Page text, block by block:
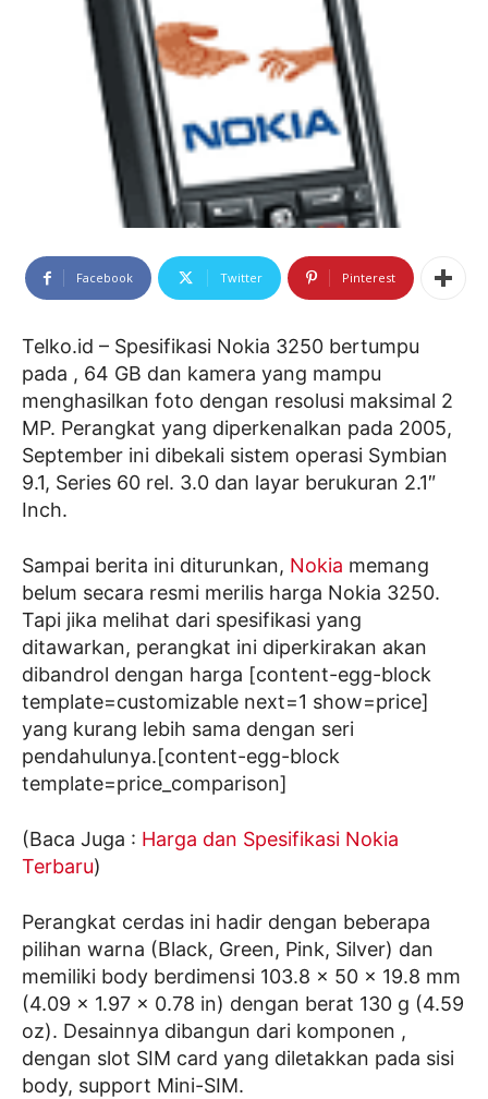
Facebook Twitter Pinterest
Telko.id – Spesifikasi Nokia 3250 bertumpu
pada , 64 GB dan kamera yang mampu
menghasilkan foto dengan resolusi maksimal 2
MP. Perangkat yang diperkenalkan pada 2005,
September ini dibekali sistem operasi Symbian
9.1, Series 60 rel. 3.0 dan layar berukuran 2.1″
Inch.
Sampai berita ini diturunkan, Nokia memang
belum secara resmi merilis harga Nokia 3250.
Tapi jika melihat dari spesifikasi yang
ditawarkan, perangkat ini diperkirakan akan
dibandrol dengan harga [content-egg-block
template=customizable next=1 show=price]
yang kurang lebih sama dengan seri
pendahulunya.[content-egg-block
template=price_comparison]
(Baca Juga : Harga dan Spesifikasi Nokia
Terbaru)
Perangkat cerdas ini hadir dengan beberapa
pilihan warna (Black, Green, Pink, Silver) dan
memiliki body berdimensi 103.8 x 50 x 19.8 mm
(4.09 x 1.97 x 0.78 in) dengan berat 130 g (4.59
oz). Desainnya dibangun dari komponen ,
dengan slot SIM card yang diletakkan pada sisi
body, support Mini-SIM.